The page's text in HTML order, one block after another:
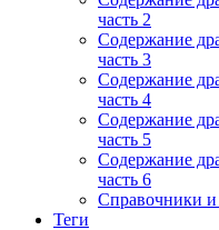
часть 2
Содержание
часть 3
Содержание
часть 4
Содержание
часть 5
Содержание
часть 6
Справочники
Теги